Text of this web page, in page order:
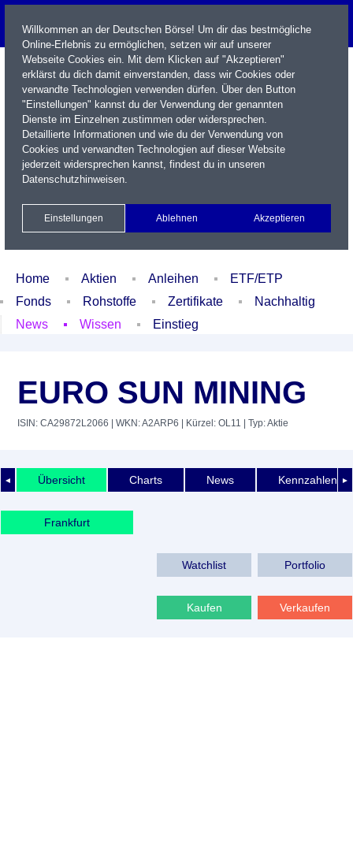
Name / WKN / ISIN / Kürzel
Xetra Realtime
Watchlist Portfolio Login
Home Aktien Anleihen
ETF/ETP
Fonds
Rohstoffe Zertifikate
Nachhaltig
News
Wissen Einstieg
EURO SUN MINING
ISIN: CA29872L2066 | WKN: A2ARP6 | Kürzel: OL11 | Typ: Aktie
◄ ►
Übersicht Charts News Kennzahlen
Frankfurt
Watchlist Portfolio
Kaufen Verkaufen
Willkommen an der Deutschen Börse! Um dir das bestmögliche
Online-Erlebnis zu ermöglichen, setzen wir auf unserer
Webseite Cookies ein. Mit dem Klicken auf "Akzeptieren"
erklärst du dich damit einverstanden, dass wir Cookies oder
verwandte Technologien verwenden dürfen. Über den Button
"Einstellungen" kannst du der Verwendung der genannten
Dienste im Einzelnen zustimmen oder widersprechen.
Detaillierte Informationen und wie du der Verwendung von
Cookies und verwandten Technologien auf dieser Website
jederzeit widersprechen kannst, findest du in unseren
Datenschutzhinweisen.
Einstellungen Ablehnen Akzeptieren